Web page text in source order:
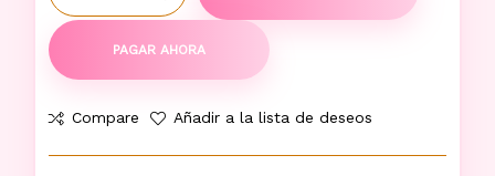
PAGAR AHORA
Compare Añadir a la lista de deseos